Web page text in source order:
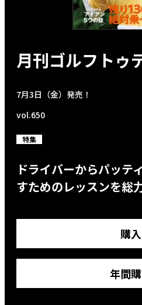
月刊ゴルフトゥ
7月3日（金）発売！
vol.650
特集
ドライバーからパッテ
すためのレッスンを総
購入
年間